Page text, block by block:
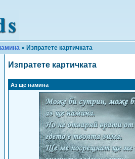
» Изпратете картичката
Изпратете картичката
Аз ще намина